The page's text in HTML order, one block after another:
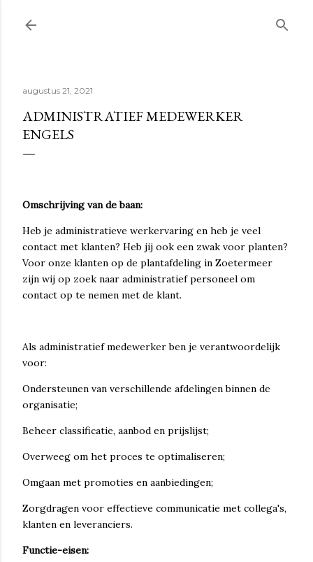
augustus 21, 2021
ADMINISTRATIEF MEDEWERKER
ENGELS
Omschrijving van de baan:
Heb je administratieve werkervaring en heb je veel
contact met klanten? Heb jij ook een zwak voor planten?
Voor onze klanten op de plantafdeling in Zoetermeer
zijn wij op zoek naar administratief personeel om
contact op te nemen met de klant.
Als administratief medewerker ben je verantwoordelijk
voor:
Ondersteunen van verschillende afdelingen binnen de
organisatie;
Beheer classificatie, aanbod en prijslijst;
Overweeg om het proces te optimaliseren;
Omgaan met promoties en aanbiedingen;
Zorgdragen voor effectieve communicatie met collega's,
klanten en leveranciers.
Functie-eisen: